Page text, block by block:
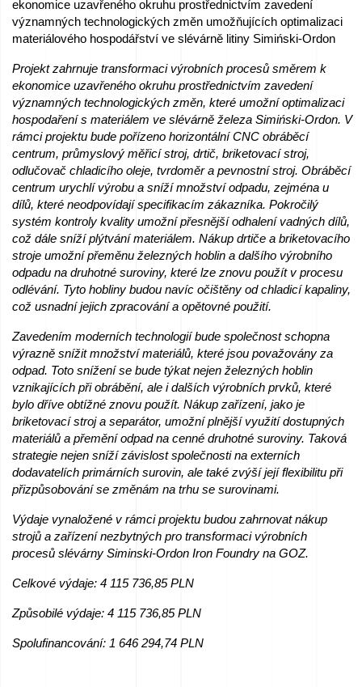
ekonomice uzavřeného okruhu prostřednictvím zavedení
významných technologických změn umožňujících optimalizaci
materiálového hospodářství ve slévárně litiny Simiński-Ordon
Projekt zahrnuje transformaci výrobních procesů směrem k
ekonomice uzavřeného okruhu prostřednictvím zavedení
významných technologických změn, které umožní optimalizaci
hospodaření s materiálem ve slévárně železa Simiński-Ordon. V
rámci projektu bude pořízeno horizontální CNC obráběcí
centrum, průmyslový měřicí stroj, drtič, briketovací stroj,
odlučovač chladicího oleje, tvrdoměr a pevnostní stroj. Obráběcí
centrum urychlí výrobu a sníží množství odpadu, zejména u
dílů, které neodpovídají specifikacím zákazníka. Pokročilý
systém kontroly kvality umožní přesnější odhalení vadných dílů,
což dále sníží plýtvání materiálem. Nákup drtiče a briketovacího
stroje umožní přeměnu železných hoblin a dalšího výrobního
odpadu na druhotné suroviny, které lze znovu použít v procesu
odlévání. Tyto hobliny budou navíc očištěny od chladicí kapaliny,
což usnadní jejich zpracování a opětovné použití.
Zavedením moderních technologií bude společnost schopna
výrazně snížit množství materiálů, které jsou považovány za
odpad. Toto snížení se bude týkat nejen železných hoblin
vznikajících při obrábění, ale i dalších výrobních prvků, které
bylo dříve obtížné znovu použít. Nákup zařízení, jako je
briketovací stroj a separátor, umožní plnější využití dostupných
materiálů a přemění odpad na cenné druhotné suroviny. Taková
strategie nejen sníží závislost společnosti na externích
dodavatelích primárních surovin, ale také zvýší její flexibilitu při
přizpůsobování se změnám na trhu se surovinami.
Výdaje vynaložené v rámci projektu budou zahrnovat nákup
strojů a zařízení nezbytných pro transformaci výrobních
procesů slévárny Siminski-Ordon Iron Foundry na GOZ.
Celkové výdaje: 4 115 736,85 PLN
Způsobilé výdaje: 4 115 736,85 PLN
Spolufinancování: 1 646 294,74 PLN